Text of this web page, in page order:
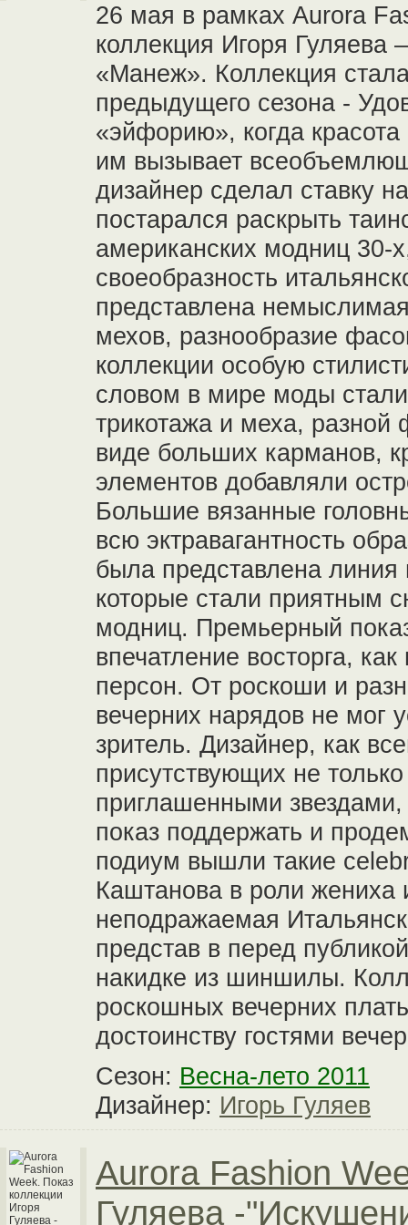
26 мая в рамках Aurora
коллекция Игоря
«Манеж». Коллекция
предыдущего сезона -
«эйфорию», когда
им вызывает
дизайнер сделал ставку
постарался раскрыть
американских модниц
своеобразность
представлена
мехов, разнообразие
коллекции особую
словом в мире моды
трикотажа и меха, разной
виде больших карманов,
элементов добавляли
Большие вязанные
всю эктравагантность
была представлена линия
которые стали приятным
модниц. Премьерный
впечатление восторга,
персон. От роскоши и
вечерних нарядов не мог
зритель. Дизайнер, как
присутствующих не
приглашенными
показ поддержать и
подиум вышли такие
Каштанова в роли жениха
неподражаемая
представ в перед
накидке из шиншилы.
роскошных вечерних
достоинству гостями
Сезон: Весна-лето 2011
Дизайнер: Игорь Гуляев
Aurora Fashion
Гуляева -